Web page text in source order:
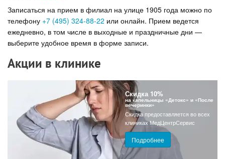
Записаться на прием в филиал на улице 1905 года можно по
телефону +7 (495) 324-88-22 или онлайн. Прием ведется
ежедневно, в том числе в выходные и праздничные дни —
выберите удобное время в форме записи.
Акции в клинике
Скидка 10%
на капельницы «Детокс» и «После
вечеринки»
Скидка предоставляется во всех
клиниках МедЦентрСервис
Подробнее